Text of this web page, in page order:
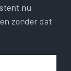
nu
zonder dat